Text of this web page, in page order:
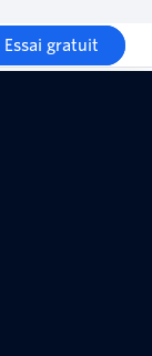
Essai gratuit